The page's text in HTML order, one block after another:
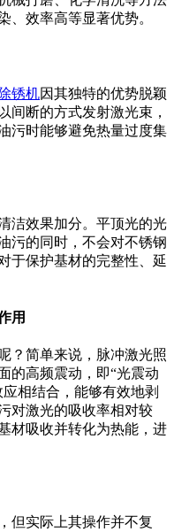
、效率高等显著优势。
锈机因其独特的优势脱颖
间断的方式发射激光束，
污时能够避免热量过度集
洁效果加分。平顶光的光
污的同时，不会对不锈钢
于保护基材的完整性、延
用
？简单来说，脉冲激光照
的高频震动，即“光震动
相结合，能够有效地剥
对激光的吸收率相对较
材吸收并转化为热能，进
但实际上其操作并不复